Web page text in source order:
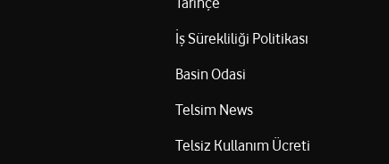
İş Sürekliliği Politikası
Basin Odasi
Telsim News
Telsiz Kullanım Ücreti